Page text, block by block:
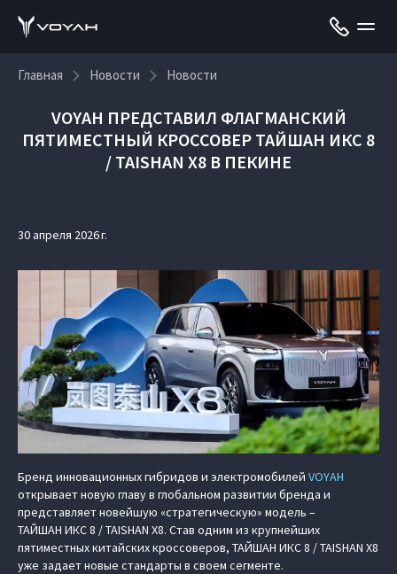
Главная Новости Новости
VOYAH ПРЕДСТАВИЛ ФЛАГМАНСКИЙ
ПЯТИМЕСТНЫЙ КРОССОВЕР ТАЙШАН ИКС 8
/ TAISHAN X8 В ПЕКИНЕ
30 апреля 2026 г.
Бренд инновационных гибридов и электромобилей VOYAH
открывает новую главу в глобальном развитии бренда и
представляет новейшую «стратегическую» модель –
ТАЙШАН ИКС 8 / TAISHAN X8. Став одним из крупнейших
пятиместных китайских кроссоверов, ТАЙШАН ИКС 8 / TAISHAN X8
уже задает новые стандарты в своем сегменте.